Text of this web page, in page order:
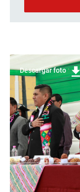
Descargar foto